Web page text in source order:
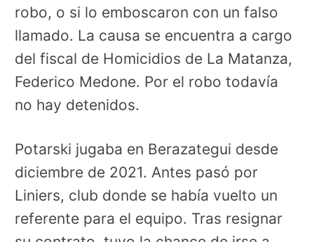
robo, o si lo emboscaron con un falso
llamado. La causa se encuentra a cargo
del fiscal de Homicidios de La Matanza,
Federico Medone. Por el robo todavía
no hay detenidos.
Potarski jugaba en Berazategui desde
diciembre de 2021. Antes pasó por
Liniers, club donde se había vuelto un
referente para el equipo. Tras resignar